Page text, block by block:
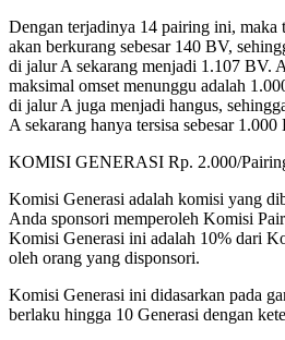
Dengan terjadinya 14 pairing ini, maka
akan berkurang sebesar 140 BV,
di jalur A sekarang menjadi 1.107 BV.
maksimal omset menunggu adalah
di jalur A juga menjadi hangus,
A sekarang hanya tersisa sebesar 1.000
KOMISI GENERASI Rp. 2.000/
Komisi Generasi adalah komisi yang
Anda sponsori memperoleh Komisi
Komisi Generasi ini adalah 10% dari
oleh orang yang disponsori.
Komisi Generasi ini didasarkan pada
berlaku hingga 10 Generasi dengan